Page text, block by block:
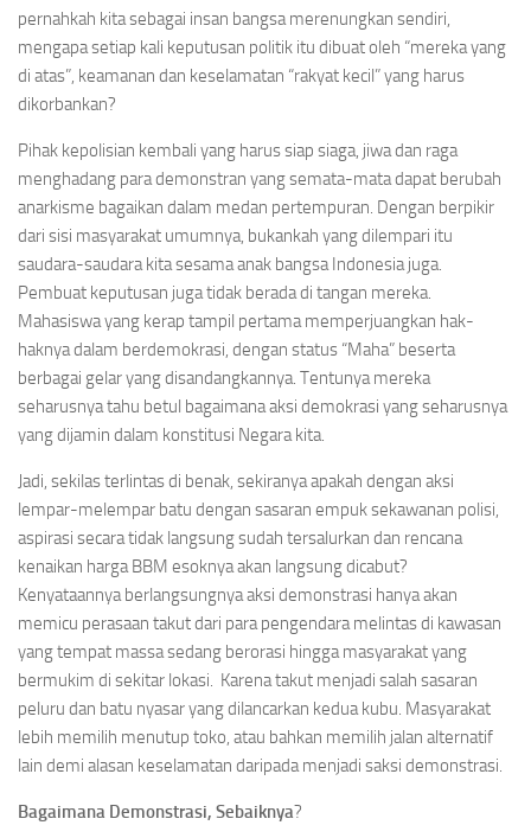
pernahkah kita sebagai insan bangsa merenungkan sendiri,
mengapa setiap kali keputusan politik itu dibuat oleh “mereka yang
di atas”, keamanan dan keselamatan “rakyat kecil” yang harus
dikorbankan?
Pihak kepolisian kembali yang harus siap siaga, jiwa dan raga
menghadang para demonstran yang semata-mata dapat berubah
anarkisme bagaikan dalam medan pertempuran. Dengan berpikir
dari sisi masyarakat umumnya, bukankah yang dilempari itu
saudara-saudara kita sesama anak bangsa Indonesia juga.
Pembuat keputusan juga tidak berada di tangan mereka.
Mahasiswa yang kerap tampil pertama memperjuangkan hak-
haknya dalam berdemokrasi, dengan status “Maha” beserta
berbagai gelar yang disandangkannya. Tentunya mereka
seharusnya tahu betul bagaimana aksi demokrasi yang seharusnya
yang dijamin dalam konstitusi Negara kita.
Jadi, sekilas terlintas di benak, sekiranya apakah dengan aksi
lempar-melempar batu dengan sasaran empuk sekawanan polisi,
aspirasi secara tidak langsung sudah tersalurkan dan rencana
kenaikan harga BBM esoknya akan langsung dicabut?
Kenyataannya berlangsungnya aksi demonstrasi hanya akan
memicu perasaan takut dari para pengendara melintas di kawasan
yang tempat massa sedang berorasi hingga masyarakat yang
bermukim di sekitar lokasi. Karena takut menjadi salah sasaran
peluru dan batu nyasar yang dilancarkan kedua kubu. Masyarakat
lebih memilih menutup toko, atau bahkan memilih jalan alternatif
lain demi alasan keselamatan daripada menjadi saksi demonstrasi.
Bagaimana Demonstrasi, Sebaiknya?